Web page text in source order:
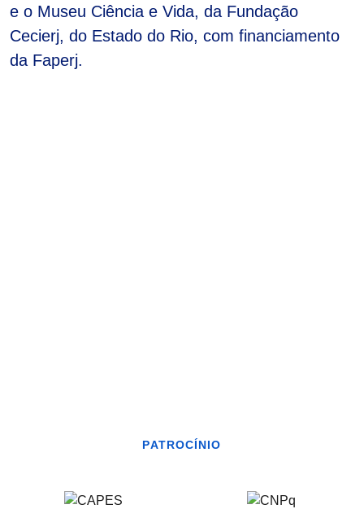
e o Museu Ciência e Vida, da Fundação
Cecierj, do Estado do Rio, com financiamento
da Faperj.
PATROCÍNIO